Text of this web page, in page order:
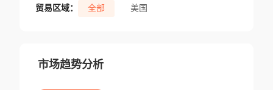
贸易区域： 全部 美国
市场趋势分析